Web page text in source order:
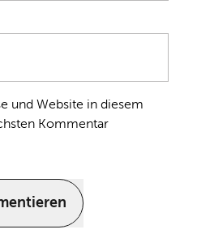
und Website in diesem
Kommentar